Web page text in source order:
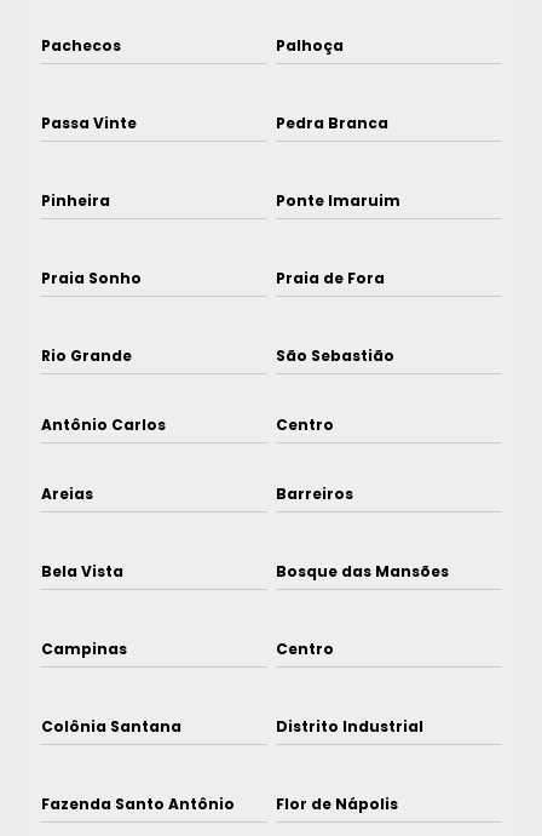
Pachecos Palhoça
Passa Vinte Pedra Branca
Pinheira Ponte Imaruim
Praia Sonho Praia de Fora
Rio Grande São Sebastião
Antônio Carlos Centro
Areias Barreiros
Bela Vista Bosque das Mansões
Campinas Centro
Colônia Santana Distrito Industrial
Fazenda Santo Antônio Flor de Nápolis